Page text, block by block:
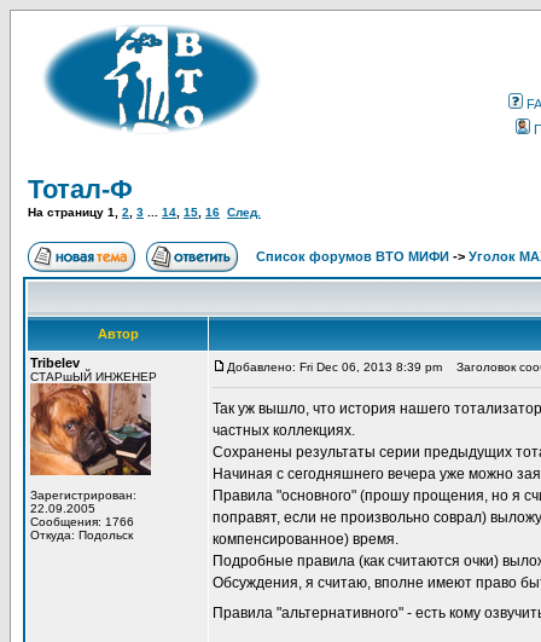
Тотал-Ф
На страницу 1 2 3 14 15 16 След.
Список форумов ВТО МИФИ -> Уголок
Автор
Tribelev
СТАРшЫЙ ИНЖЕНЕР
Зарегистрирован:
22.09.2005
Сообщения: 1766
Откуда: Подольск
Добавлено: Fri Dec 06, 2013 8:39 pm Заголовок
Так уж вышло, что история нашего
частных коллекциях.
Сохранены результаты серии предыдущих
Начиная с сегодняшнего вечера уже можно
Правила "основного" (прошу прощения, но я
поправят, если не произвольно соврал)
компенсированное) время.
Подробные правила (как считаются очки)
Обсуждения, я считаю, вполне имеют право
Правила "альтернативного" - есть кому